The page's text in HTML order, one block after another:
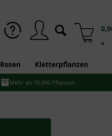
*
Rosen Kletterpflanzen
Mehr als 10.000 Pflanzen